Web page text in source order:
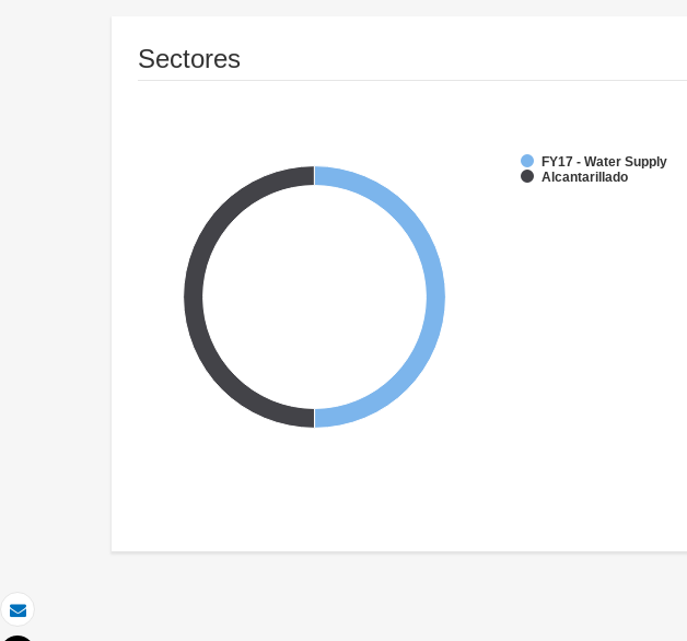
Correo electrónico
Sectores
FY17 - Water Supply
Alcantarillado